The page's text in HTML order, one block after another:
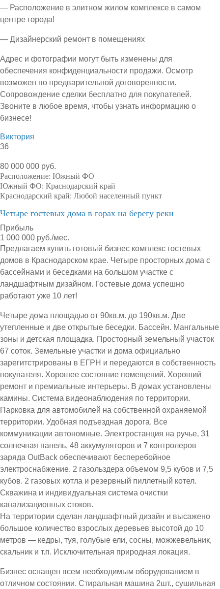
— Расположение в элитном жилом комплексе в самом
центре города!
— Дизайнерский ремонт в помещениях
Адрес и фотографии могут быть изменены для
обеспечения конфиденциальности продажи. Осмотр
возможен по предварительной договоренности.
Сопровождение сделки бесплатно для покупателей.
Звоните в любое время, чтобы узнать информацию о
бизнесе!
Виктория
36
80 000 000 руб.
Расположение: Южный ФО
Южный ФО: Краснодарский край
Краснодарский край: Любой населенный пункт
Четыре гостевых дома в горах на берегу реки
Прибыль
1 000 000 руб./мес.
Предлагаем купить готовый бизнес комплекс гостевых
домов в Краснодарском крае. Четыре просторных дома с
бассейнами и беседками на большом участке с
ландшафтным дизайном. Гостевые дома успешно
работают уже 10 лет!
Четыре дома площадью от 90кв.м. до 190кв.м. Две
утепленные и две открытые беседки. Бассейн. Мангальные
зоны и детская площадка. Просторный земельный участок
67 соток. Земельные участки и дома официально
зарегитстрированы в ЕГРН и передаются в собственность
покупателя. Хорошее состояние помещений. Хороший
ремонт и премиальные интерьеры. В домах установлены
камины. Система видеонаблюдения по территории.
Парковка для автомобилей на собственной охраняемой
территории. Удобная подъездная дорога. Все
коммуникации автономные. Электростанция на ручье, 31
солнечная панель, 48 аккумуляторов и 7 контролеров
заряда OutBack обеспечивают бесперебойное
электроснабжение. 2 газольздера объемом 9,5 кубов и 7,5
кубов. 2 газовых котла и резервный пиллетный котел.
Скважина и индивидуальная система очистки
канализационных стоков.
На территории сделан ландшафтный дизайн и высажено
большое количество взрослых деревьев высотой до 10
метров — кедры, туя, голубые ели, сосны, можжевельник,
скальник и т.п. Исключительная природная локация.
Бизнес оснащен всем необходимым оборудованием в
отличном состоянии. Стиральная машина 2шт., сушильная